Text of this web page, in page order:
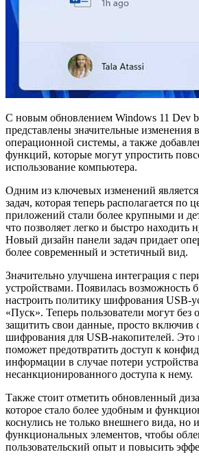
С новым обновлением Windows 11 Dev
представлены значительные изменения
операционной системы, а также
функций, которые могут упростить
использование компьютера.
Одним из ключевых изменений
задач, которая теперь располагается по
приложений стали более крупными и
что позволяет легко и быстро
Новый дизайн панели задач придает
более современный и эстетичный вид.
Значительно улучшена интеграция с
устройствами. Появилась возможность
настроить политику шифрования USB-
«Пуск». Теперь пользователи могут без
защитить свои данные, просто
шифрования для USB-накопителей. Это
поможет предотвратить доступ к
информации в случае потери
несанкционированного доступа к нему.
Также стоит отметить обновленный
которое стало более удобным и
коснулись не только внешнего вида, но
функциональных элементов, чтобы
пользовательский опыт и повысить